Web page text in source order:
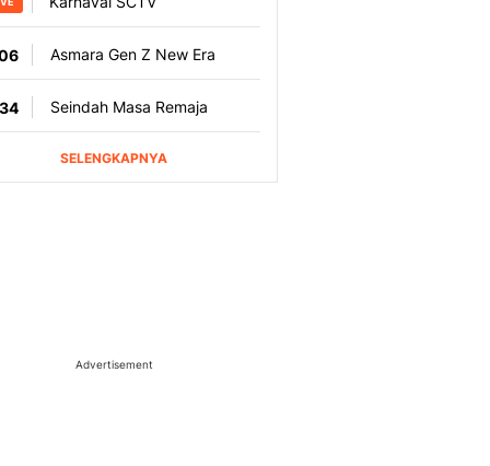
Advertisement